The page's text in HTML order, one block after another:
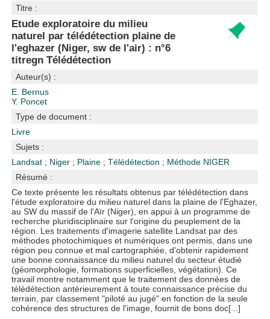
Titre :
Etude exploratoire du milieu
naturel par télédétection plaine de
l'eghazer (Niger, sw de l'air) : n°6
titregn Télédétection
Auteur(s) :
E. Bernus
Y. Poncet
Type de document :
Livre
Sujets :
Landsat ; Niger ; Plaine ;Télédétection ; Méthode NIGER
Résumé :
Ce texte présente les résultats obtenus par télédétection dans
l'étude exploratoire du milieu naturel dans la plaine de l'Eghazer,
au SW du massif de l'Aïr (Niger), en appui à un programme de
recherche pluridisciplinaire sur l'origine du peuplement de la
région. Les traitements d'imagerie satellite Landsat par des
méthodes photochimiques et numériques ont permis, dans une
région peu connue et mal cartographiée, d'obtenir rapidement
une bonne connaissance du milieu naturel du secteur étudié
(géomorphologie, formations superficielles, végétation). Ce
travail montre notamment que le traitement des données de
télédétection antérieurement à toute connaissance précise du
terrain, par classement "piloté au jugé" en fonction de la seule
cohérence des structures de l'image, fournit de bons doc[...]